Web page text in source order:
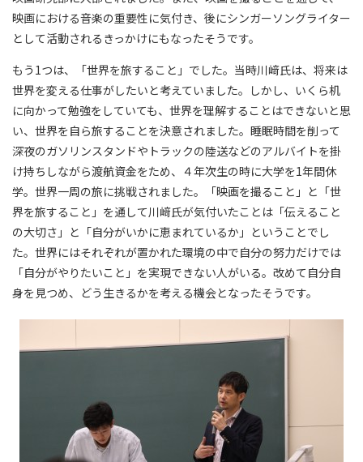
映画における音楽の重要性に気付き、後にシンガーソングライター
として活動されるきっかけにもなったそうです。
もう1つは、「世界を旅すること」でした。当時川﨑氏は、将来は
世界を変える仕事がしたいと考えていました。しかし、いくら机
に向かって勉強をしていても、世界を理解することはできないと思
い、世界を自ら旅することを決意されました。睡眠時間を削って
深夜のガソリンスタンドやトラックの陸送などのアルバイトを掛
け持ちしながら渡航資金をため、４年次生の時に大学を1年間休
学。世界一周の旅に挑戦されました。「映画を撮ること」と「世
界を旅すること」を通して川﨑氏が気付いたことは「伝えること
の大切さ」と「自分がいかに恵まれているか」ということでし
た。世界にはそれぞれが置かれた環境の中で自分の努力だけでは
「自分がやりたいこと」を実現できない人がいる。改めて自分自
身を見つめ、どう生きるかを考える機会となったそうです。